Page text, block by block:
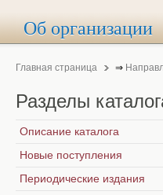
Об организации
Главная страница ⇒
Разделы
Описание каталога
Новые поступления
Периодические издания